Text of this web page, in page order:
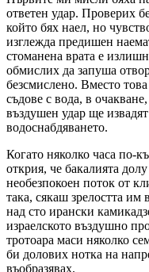
ответен удар. Проверих
който бях наел, но
изглежда предишен
стоманена врата е
обмислих да запуша
безсмислено. Вместо
съдове с вода, в
въздушен удар ще
водоснабдяването.
Когато няколко часа по-
открия, че бакалията
необезпокоен поток от
така, сякаш зрелостта им
над сто ирански
израелското въздушно
тротоара маси няколко
би долових нотка на
въобразявах.